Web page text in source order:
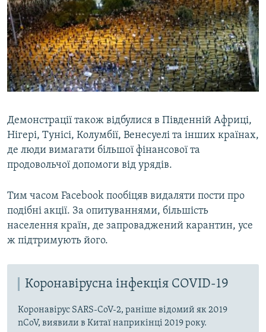
Демонстрації також відбулися в Південній Африці,
Нігері, Тунісі, Колумбії, Венесуелі та інших країнах,
де люди вимагати більшої фінансової та
продовольчої допомоги від урядів.
Тим часом Facebook пообіцяв видаляти пости про
подібні акції. За опитуваннями, більшість
населення країн, де запроваджений карантин, усе
ж підтримують його.
Коронавірусна інфекція COVID-19
Коронавірус SARS-CoV-2, раніше відомий як 2019
nCoV, виявили в Китаї наприкінці 2019 року.